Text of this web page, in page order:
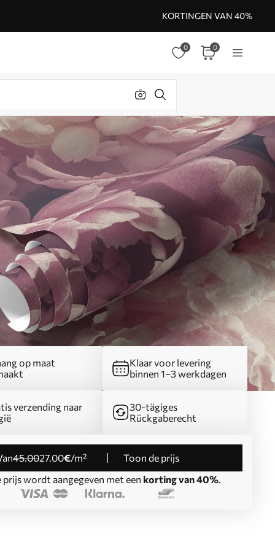
KORTINGEN VAN 40%
0 0
op maat
Klaar voor levering
binnen 1–3 werkdagen
verzending naar
30-tägiges
Rückgaberecht
Van45.0027.00€/m²
Toon de prijs
prijs wordt aangegeven met een korting van 40%.